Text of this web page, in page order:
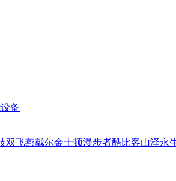
备
双飞燕戴尔金士顿漫步者酷比客山泽永